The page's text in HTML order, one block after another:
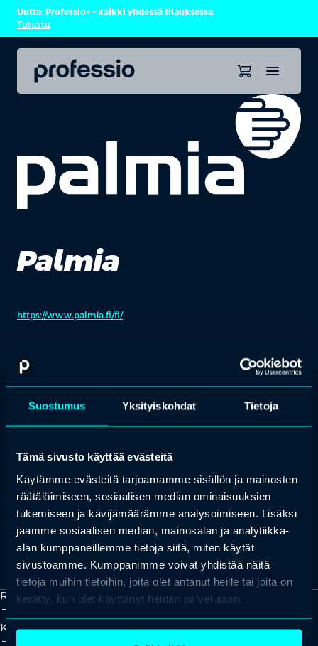
Suostumus Yksityiskohdat Tietoja
Tämä sivusto käyttää evästeitä
Käytämme evästeitä tarjoamamme sisällön ja mainosten
räätälöimiseen, sosiaalisen median ominaisuuksien
tukemiseen ja kävijämäärämme analysoimiseen. Lisäksi
jaamme sosiaalisen median, mainosalan ja analytiikka-
alan kumppaneillemme tietoja siitä, miten käytät
sivustoamme. Kumppanimme voivat yhdistää näitä
tietoja muihin tietoihin, joita olet antanut heille tai joita on
kerätty, kun olet käyttänyt heidän palvelujaan.
Uutta: Professio+ – kaikki yhdessä tilauksessa.
Tutustu
Palmia
https://www.palmia.fi/fi/
+358 (0)20 780 6220
asiakaspalvelu@professio.fi
Kaikki yhteystiedot Yhteistyökumppaniksi?
Ratkaisut
add_2
Koulutukset
add_2